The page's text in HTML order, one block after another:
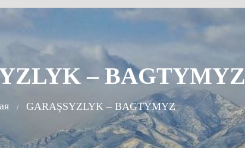
– BAGTYMYZ
GARAŞSYZLYK – BAGTYMYZ